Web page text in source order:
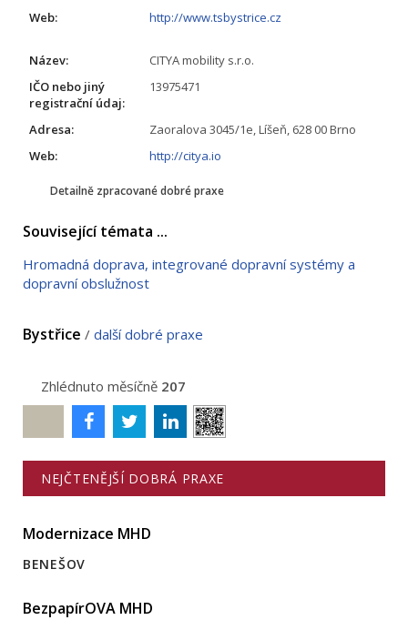
Web:
http://www.tsbystrice.cz
Název:
CITYA mobility s.r.o.
IČO nebo jiný
registrační údaj:
13975471
Adresa:
Zaoralova 3045/1e, Líšeň, 628 00 Brno
Web:
http://citya.io
Detailně zpracované dobré praxe
Související témata ...
Hromadná doprava, integrované dopravní systémy a
dopravní obslužnost
Bystřice / další dobré praxe
Zhlédnuto měsíčně 207
NEJČTENĚJŠÍ DOBRÁ PRAXE
Modernizace MHD
BENEŠOV
BezpapírOVA MHD